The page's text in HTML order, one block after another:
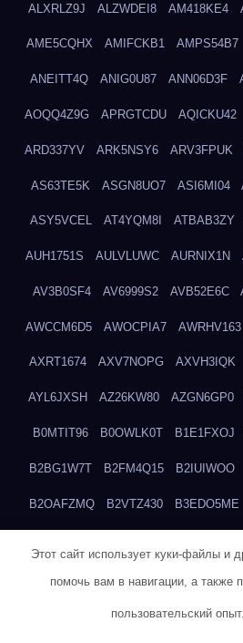
ALXRLZ9J ALZWDEI8 AM418KE4
AME5CQHX AMIFCKB1 AMPS54B7
ANEITT4Q ANIG0U87 ANN06D3F
AOQQ4Z9G APRGTCDU AQICKU42
ARD337YV ARK5NSY6 ARV3FPUK
AS63TE5K ASGN8UO7 ASI6MI04
ASY5VCEL AT4YQM8I ATBAB3ZY
AUH1751S AULVLUWC AURNIX1N
AV3B0SF4 AV6999S2 AVB52E6C
AWCCM6D5 AWOCPIA7 AWRHV163
AXRT1674 AXV7NOPG AXVH3IQK
AYL6JXSH AZ26KW80 AZGN6GP0
B0MTIT96 B0OWLK0T B1E1FXOJ
B2BG1W7T B2FM4Q15 B2IUIWOO
B2OAFZMQ B2VTZ430 B3EDO5ME
B87UJWGN B8FJD3QY
Этот сайт использует куки-файлы и
помочь вам в навигации, а также
пользовательский опыт.